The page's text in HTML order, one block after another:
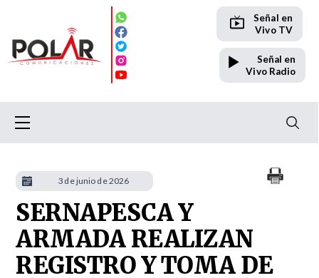
Señal en
Vivo TV
Señal en
Vivo Radio
SERNAPESCA Y
ARMADA REALIZAN
REGISTRO Y TOMA DE
3 de junio de 2026